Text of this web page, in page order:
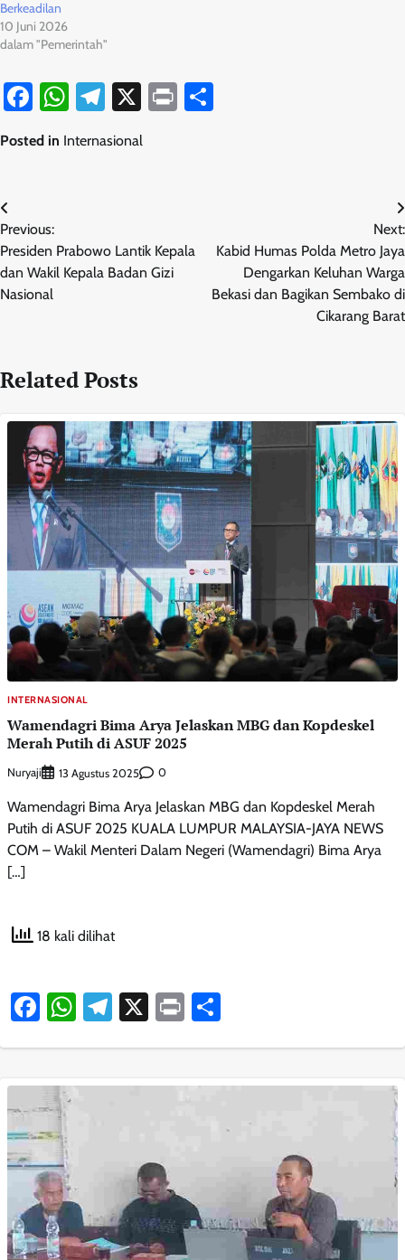
Berkeadilan
10 Juni 2026
dalam "Pemerintah"
Facebook
WhatsApp
Telegram
X Print
Posted in Internasional
Navigasi
pos
Previous:
Presiden Prabowo Lantik Kepala
dan Wakil Kepala Badan Gizi
Nasional
Next:
Kabid Humas Polda Metro Jaya
Dengarkan Keluhan Warga
Bekasi dan Bagikan Sembako di
Cikarang Barat
Related Posts
INTERNASIONAL
Wamendagri Bima Arya Jelaskan MBG dan Kopdeskel
Merah Putih di ASUF 2025
Nuryaji 13 Agustus 2025 0
Wamendagri Bima Arya Jelaskan MBG dan Kopdeskel Merah
Putih di ASUF 2025 KUALA LUMPUR MALAYSIA-JAYA NEWS
COM – Wakil Menteri Dalam Negeri (Wamendagri) Bima Arya
[…]
18 kali dilihat
Facebook
WhatsApp
Telegram
X Print